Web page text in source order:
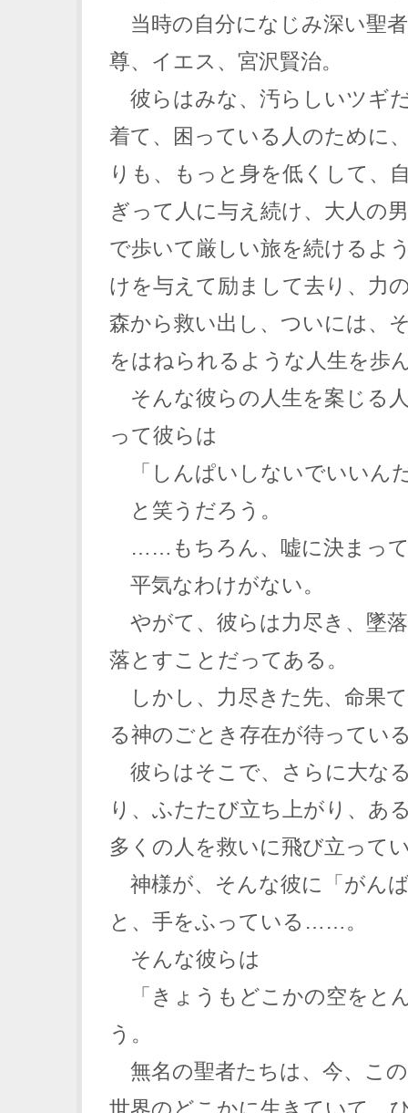
当時の自分になじみ深い聖
尊、イエス、宮沢賢治。
彼らはみな、汚らしいツギ
着て、困っている人のために
りも、もっと身を低くして、
ぎって人に与え続け、大人の
で歩いて厳しい旅を続けるよ
けを与えて励まして去り、力
森から救い出し、ついには、
をはねられるような人生を歩
そんな彼らの人生を案じる
って彼らは
「しんぱいしないでいいん
と笑うだろう。
……もちろん、嘘に決まっ
平気なわけがない。
やがて、彼らは力尽き、墜
落とすことだってある。
しかし、力尽きた先、命果
る神のごとき存在が待ってい
彼らはそこで、さらに大な
り、ふたたび立ち上がり、あ
多くの人を救いに飛び立って
神様が、そんな彼に「がん
と、手をふっている……。
そんな彼らは
「きょうもどこかの空をと
う。
無名の聖者たちは、今、こ